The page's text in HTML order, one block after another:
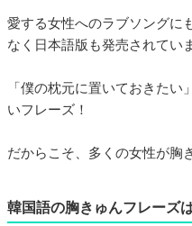
愛する女性へのラブソングに
なく日本語版も発売されてい
「僕の枕元に置いておきた
いフレーズ！
だからこそ、多くの女性が
韓国語の胸きゅんフレーズ